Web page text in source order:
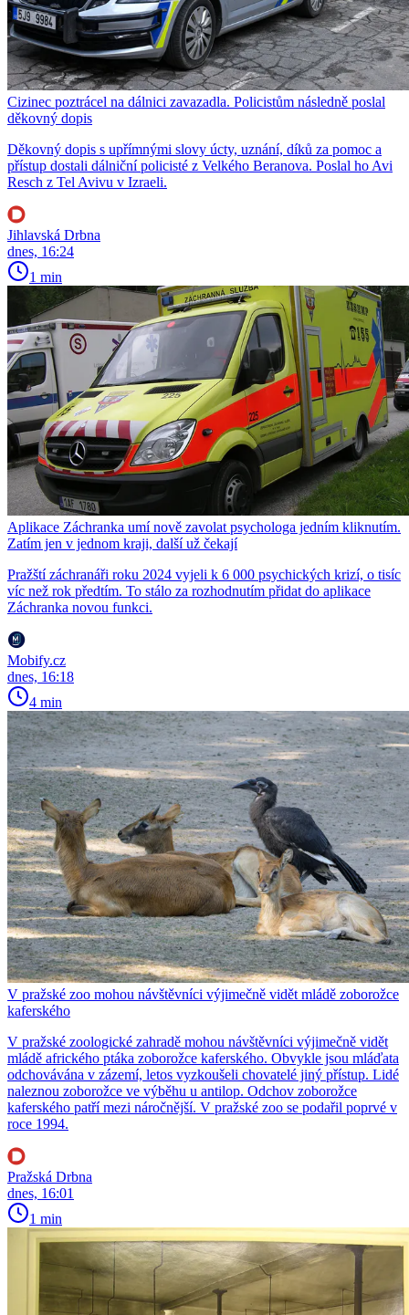
Cizinec poztrácel na dálnici zavazadla. Policistům následně poslal
děkovný dopis
Děkovný dopis s upřímnými slovy úcty, uznání, díků za pomoc a
přístup dostali dálniční policisté z Velkého Beranova. Poslal ho Avi
Resch z Tel Avivu v Izraeli.
Jihlavská Drbna
dnes, 16:24
1 min
Aplikace Záchranka umí nově zavolat psychologa jedním kliknutím.
Zatím jen v jednom kraji, další už čekají
Pražští záchranáři roku 2024 vyjeli k 6 000 psychických krizí, o tisíc
víc než rok předtím. To stálo za rozhodnutím přidat do aplikace
Záchranka novou funkci.
Mobify.cz
dnes, 16:18
4 min
V pražské zoo mohou návštěvníci výjimečně vidět mládě zoborožce
kaferského
V pražské zoologické zahradě mohou návštěvníci výjimečně vidět
mládě afrického ptáka zoborožce kaferského. Obvykle jsou mláďata
odchovávána v zázemí, letos vyzkoušeli chovatelé jiný přístup. Lidé
naleznou zoborožce ve výběhu u antilop. Odchov zoborožce
kaferského patří mezi náročnější. V pražské zoo se podařil poprvé v
roce 1994.
Pražská Drbna
dnes, 16:01
1 min